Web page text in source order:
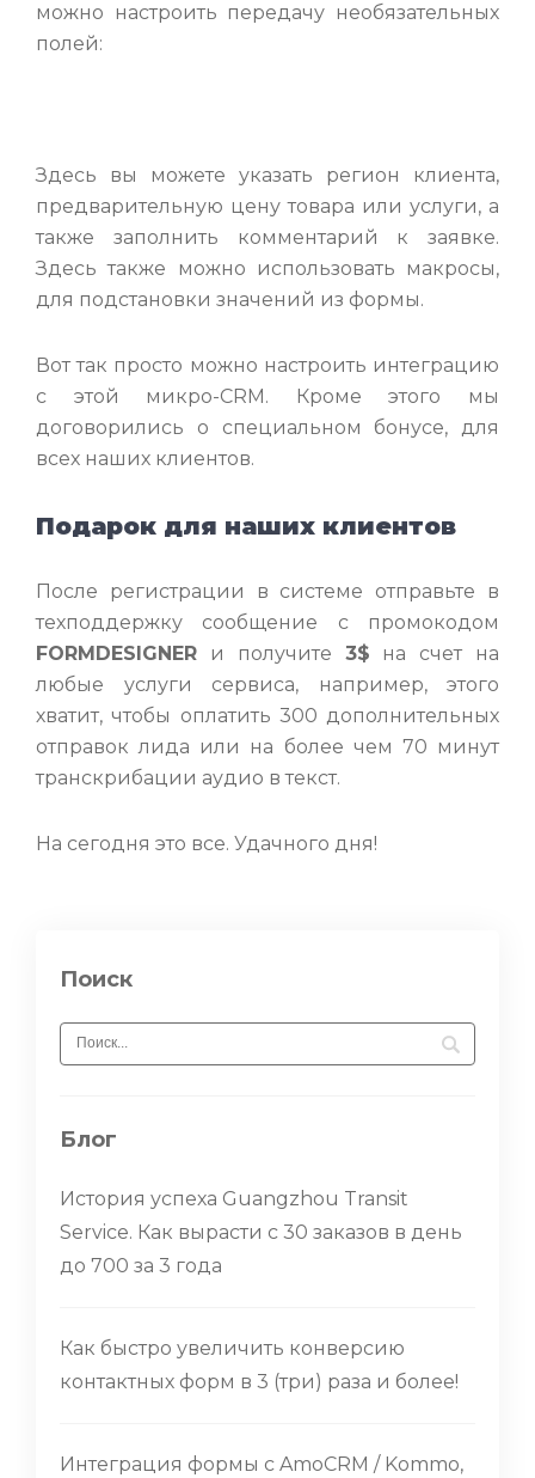
можно настроить передачу необязательных
полей:
Здесь вы можете указать регион клиента,
предварительную цену товара или услуги, а
также заполнить комментарий к заявке.
Здесь также можно использовать макросы,
для подстановки значений из формы.
Вот так просто можно настроить интеграцию
с этой микро-CRM. Кроме этого мы
договорились о специальном бонусе, для
всех наших клиентов.
Подарок для наших клиентов
После регистрации в системе отправьте в
техподдержку сообщение с промокодом
FORMDESIGNER и получите 3$ на счет на
любые услуги сервиса, например, этого
хватит, чтобы оплатить 300 дополнительных
отправок лида или на более чем 70 минут
транскрибации аудио в текст.
На сегодня это все. Удачного дня!
Поиск
Блог
История успеха Guangzhou Transit
Service. Как вырасти с 30 заказов в день
до 700 за 3 года
Как быстро увеличить конверсию
контактных форм в 3 (три) раза и более!
Интеграция формы с AmoCRM / Kommo,